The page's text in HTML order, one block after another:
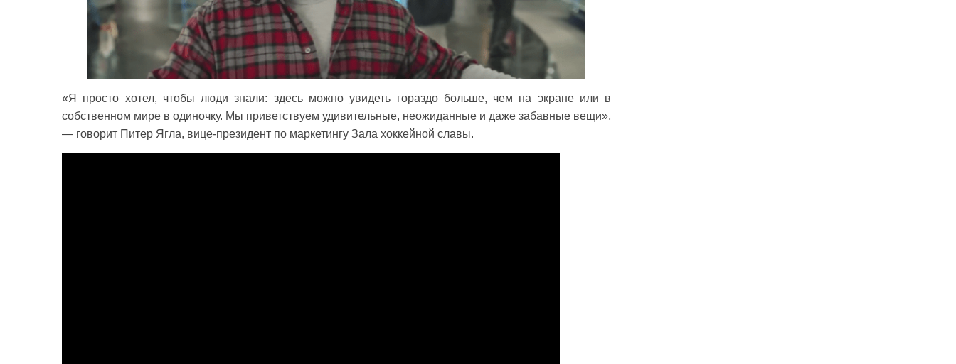
«Я просто хотел, чтобы люди знали: здесь можно увидеть гораздо больше, чем на экране или в
собственном мире в одиночку. Мы приветствуем удивительные, неожиданные и даже забавные вещи»,
— говорит Питер Ягла, вице-президент по маркетингу Зала хоккейной славы.